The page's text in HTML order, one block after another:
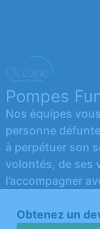
Pompes
Nos équipes
personne
à perpétuer son
volontés, de ses
l’accompagner
Obtenez un